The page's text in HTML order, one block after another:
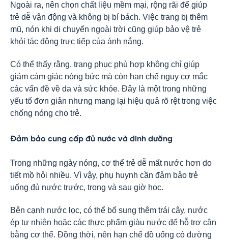
Ngoài ra, nên chọn chất liệu mềm mại, rộng rãi để giúp
trẻ dễ vận động và không bị bí bách. Việc trang bị thêm
mũ, nón khi di chuyển ngoài trời cũng giúp bảo vệ trẻ
khỏi tác động trực tiếp của ánh nắng.
Có thể thấy rằng, trang phục phù hợp không chỉ giúp
giảm cảm giác nóng bức mà còn hạn chế nguy cơ mắc
các vấn đề về da và sức khỏe. Đây là một trong những
yếu tố đơn giản nhưng mang lại hiệu quả rõ rệt trong việc
chống nóng cho trẻ.
Đảm bảo cung cấp đủ nước và dinh dưỡng
Trong những ngày nóng, cơ thể trẻ dễ mất nước hơn do
tiết mồ hôi nhiều. Vì vậy, phụ huynh cần đảm bảo trẻ
uống đủ nước trước, trong và sau giờ học.
Bên cạnh nước lọc, có thể bổ sung thêm trái cây, nước
ép tự nhiên hoặc các thực phẩm giàu nước để hỗ trợ cân
bằng cơ thể. Đồng thời, nên hạn chế đồ uống có đường